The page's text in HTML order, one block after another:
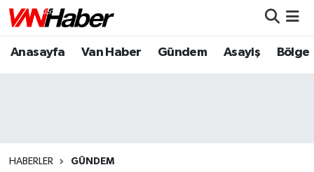
Anasayfa Van Haber Gündem Asayiş Bölge
HABERLER GÜNDEM
Nöbetçi Eczaneler
Puan Durumu ve Fikstür